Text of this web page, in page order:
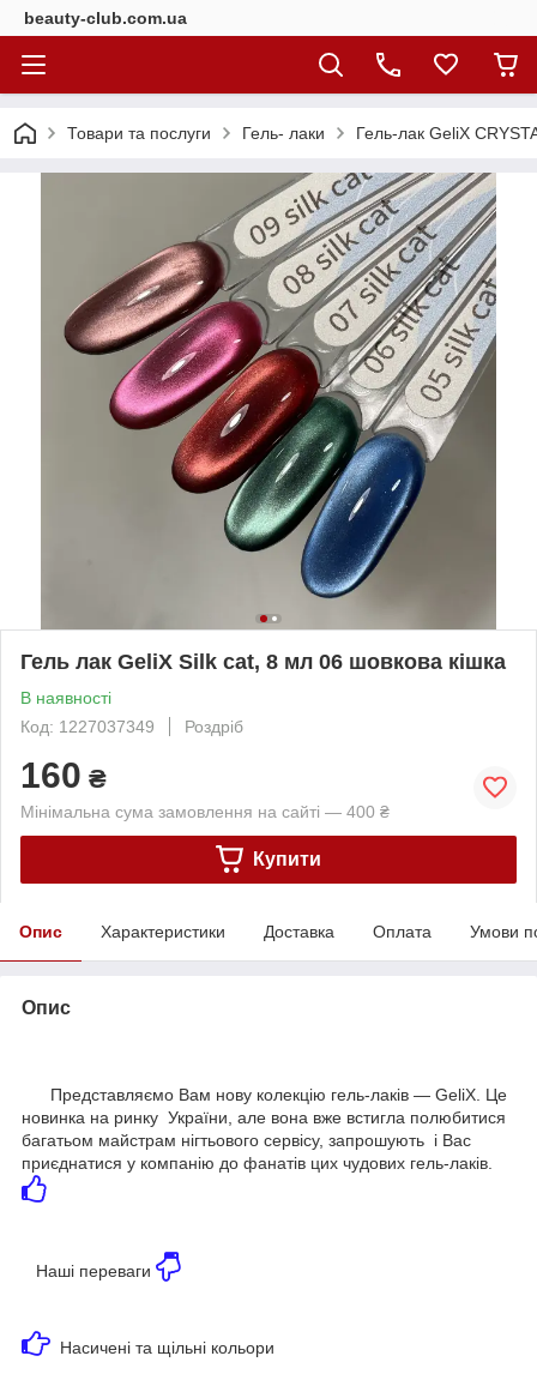
beauty-club.com.ua
Товари та послуги Гель- лаки Гель-лак GeliX
Гель лак GeliX Silk cat, 8 мл 06 шовкова кішка
В наявності
Код: 1227037349
Роздріб
160 ₴
Мінімальна сума замовлення на сайті — 400 ₴
Купити
Опис Характеристики Доставка Оплата Умови
Опис
Представляємо Вам нову колекцію гель-лаків — GeliX. Це
новинка на ринку України, але вона вже встигла полюбитися
багатьом майстрам нігтьового сервісу, запрошують і Вас
приєднатися у компанію до фанатів цих чудових гель-лаків.
Наші переваги
Насичені та щільні кольори